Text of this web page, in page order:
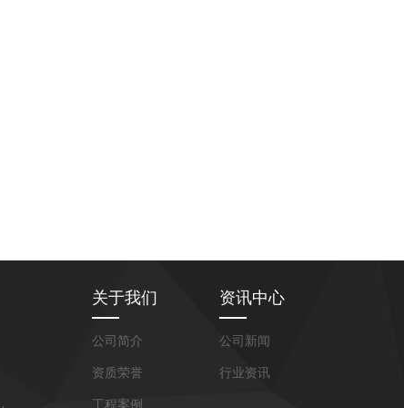
关于我们
公司简介
资质荣誉
工程案例
资讯中心
公司新闻
行业资讯